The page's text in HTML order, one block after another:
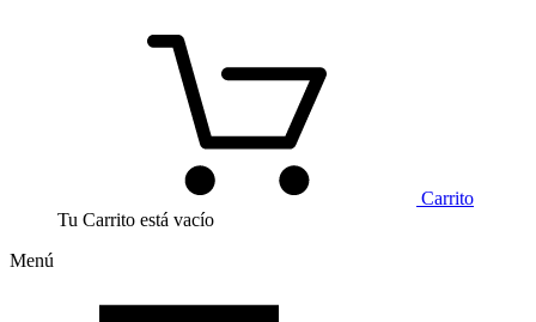
Carrito
Tu Carrito está vacío
Menú